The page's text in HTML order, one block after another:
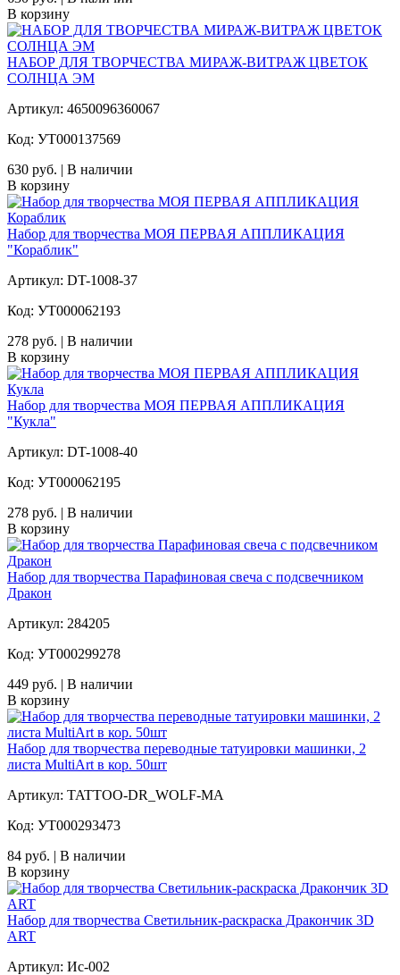
В корзину
НАБОР ДЛЯ ТВОРЧЕСТВА МИРАЖ-ВИТРАЖ ЦВЕТОК
СОЛНЦА ЭМ
Артикул: 4650096360067
Код: УТ000137569
630 руб. | В наличии
В корзину
Набор для творчества МОЯ ПЕРВАЯ АППЛИКАЦИЯ
"Кораблик"
Артикул: DT-1008-37
Код: УТ000062193
278 руб. | В наличии
В корзину
Набор для творчества МОЯ ПЕРВАЯ АППЛИКАЦИЯ
"Кукла"
Артикул: DT-1008-40
Код: УТ000062195
278 руб. | В наличии
В корзину
Набор для творчества Парафиновая свеча с подсвечником
Дракон
Артикул: 284205
Код: УТ000299278
449 руб. | В наличии
В корзину
Набор для творчества переводные татуировки машинки, 2
листа MultiArt в кор. 50шт
Артикул: TATTOO-DR_WOLF-MA
Код: УТ000293473
84 руб. | В наличии
В корзину
Набор для творчества Светильник-раскраска Дракончик 3D
ART
Артикул: Ис-002